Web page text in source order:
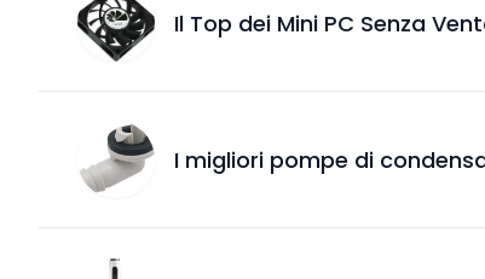
Il Top dei Mini PC Senza
I migliori pompe di